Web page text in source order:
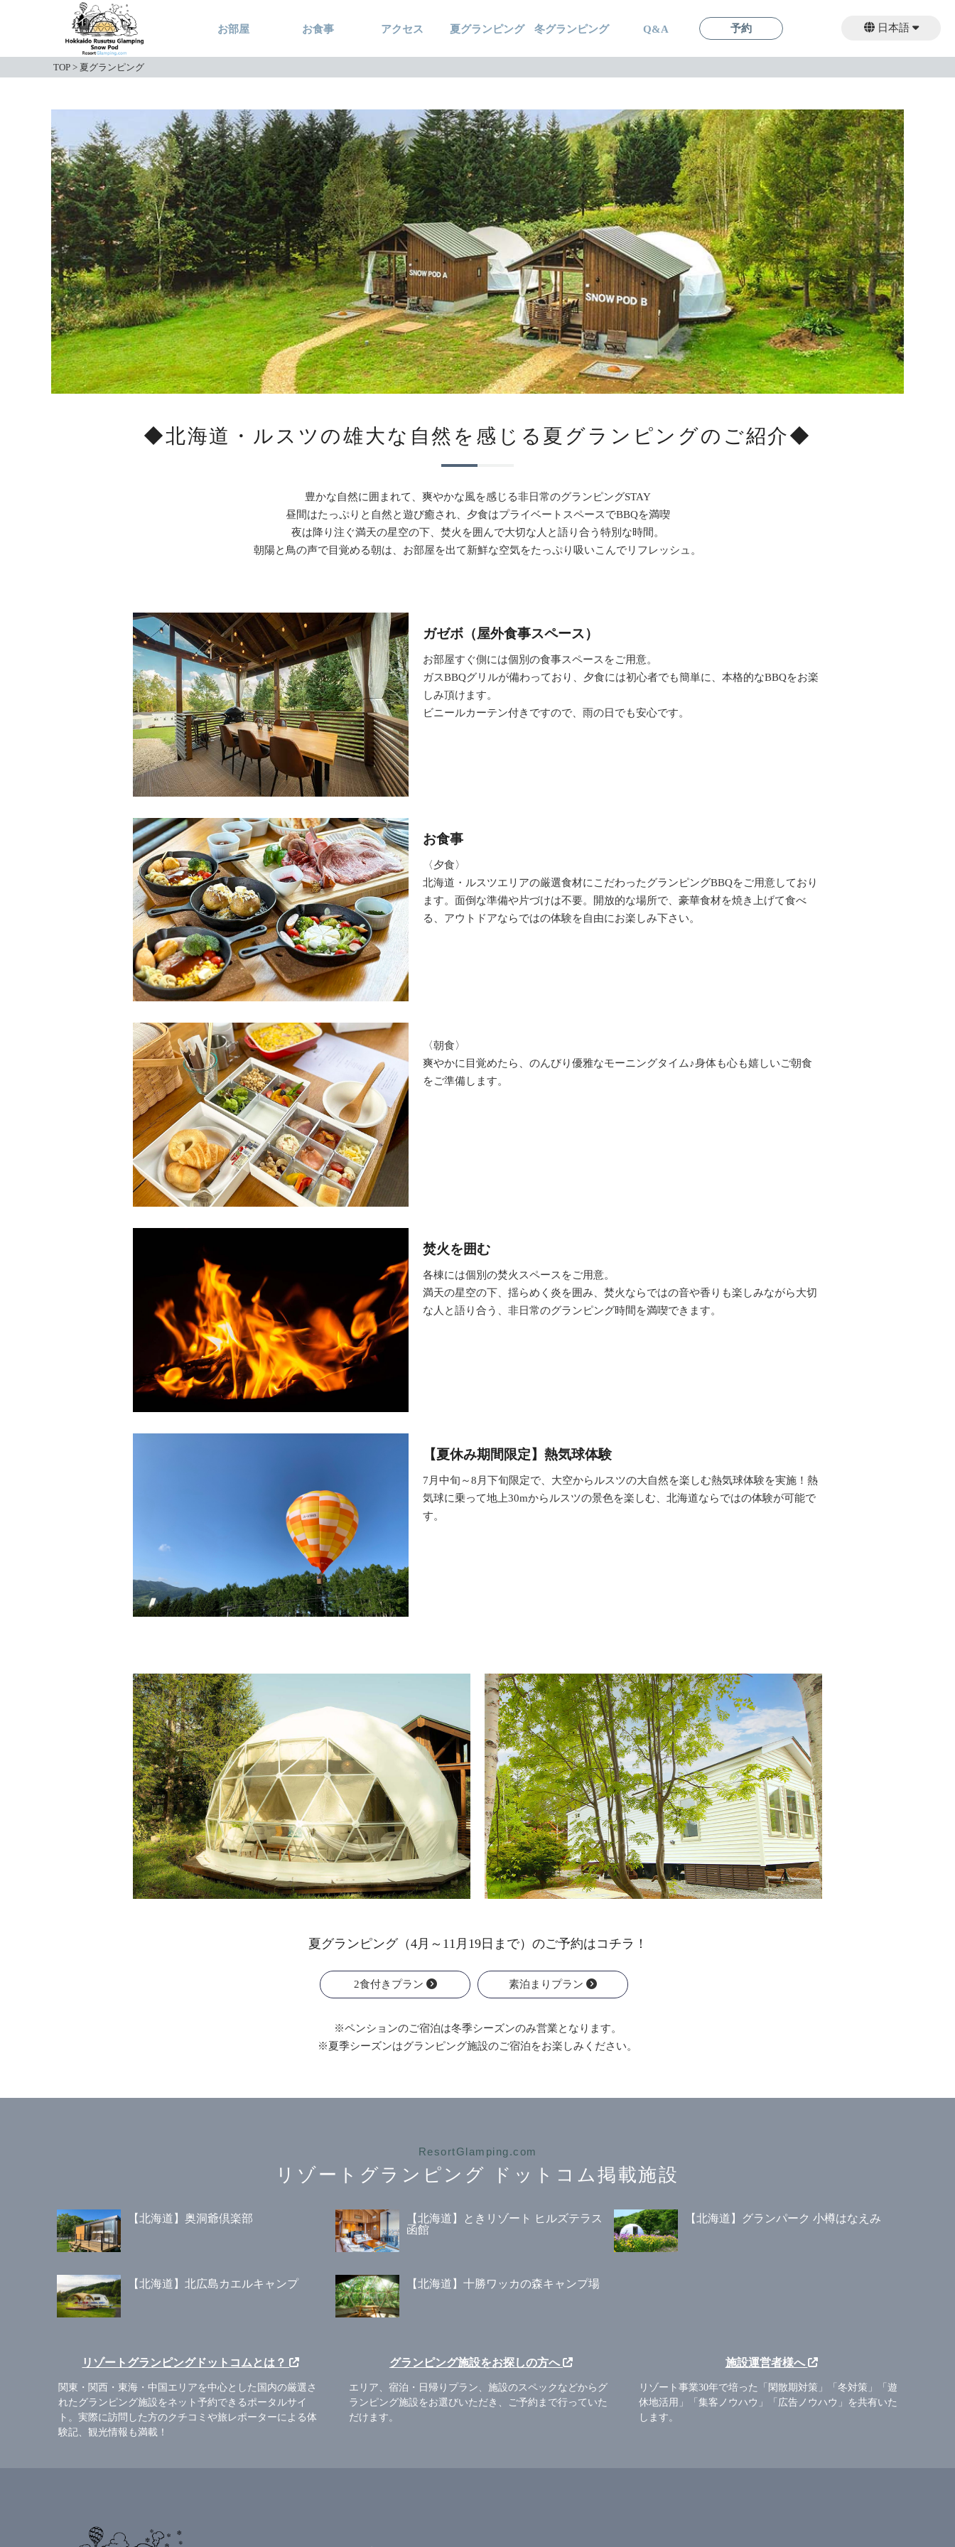
お部屋 お食事 アクセス 夏グランピング 冬グランピング Q&A 予約
日本語
TOP> 夏グランピング
◆北海道・ルスツの雄大な自然を感じる 夏グランピングのご紹介◆
豊かな自然に囲まれて、 爽やかな風を感じる非日常のグランピングSTAY
昼間はたっぷりと自然と遊び癒され、 夕食はプライベートスペースでBBQを満喫
夜は降り注ぐ満天の星空の下、 焚火を囲んで大切な人と語り合う特別な時間。
朝陽と鳥の声で目覚める朝は、 お部屋を出て新鮮な空気をたっぷり吸いこんでリフレッシュ。
ガゼボ（屋外食事スペース）
お部屋すぐ側には個別の食事スペースをご用意。
ガスBBQグリルが備わっており、夕食には初心者でも簡単に、本格的なBBQをお楽
しみ頂けます。
ビニールカーテン付きですので、雨の日でも安心です。
お食事
〈夕食〉
北海道・ルスツエリアの厳選食材にこだわったグランピングBBQをご用意しており
ます。面倒な準備や片づけは不要。開放的な場所で、豪華食材を焼き上げて食べ
る、アウトドアならではの体験を自由にお楽しみ下さい。
〈朝食〉
爽やかに目覚めたら、のんびり優雅なモーニングタイム♪身体も心も嬉しいご朝食
をご準備します。
焚火を囲む
各棟には個別の焚火スペースをご用意。
満天の星空の下、揺らめく炎を囲み、焚火ならではの音や香りも楽しみながら大切
な人と語り合う、非日常のグランピング時間を満喫できます。
【夏休み期間限定】熱気球体験
7月中旬～8月下旬限定で、大空からルスツの大自然を楽しむ熱気球体験を実施！熱
気球に乗って地上30mからルスツの景色を楽しむ、北海道ならではの体験が可能で
す。
夏グランピング（4月～11月19日まで）のご予約はコチラ！
2食付きプラン 素泊まりプラン
※ペンションのご宿泊は冬季シーズンのみ営業となります。
※夏季シーズンはグランピング施設のご宿泊をお楽しみください。
ResortGlamping.com
リゾートグランピング ドットコム掲載施設
【北海道】奥洞爺倶楽部
【北海道】ときリゾート ヒルズテラス
函館
【北海道】グランパーク 小樽はなえみ
【北海道】北広島カエルキャンプ 【北海道】十勝ワッカの森キャンプ場
リゾートグランピングドットコムとは？
関東・関西・東海・中国エリアを中心とした国内の厳選さ
れたグランピング施設をネット予約できるポータルサイ
ト。実際に訪問した方のクチコミや旅レポーターによる体
験記、観光情報も満載！
グランピング施設をお探しの方へ
エリア、宿泊・日帰りプラン、施設のスペックなどからグ
ランピング施設をお選びいただき、ご予約まで行っていた
だけます。
施設運営者様へ
リゾート事業30年で培った「閑散期対策」「冬対策」「遊
休地活用」「集客ノウハウ」「広告ノウハウ」を共有いた
します。